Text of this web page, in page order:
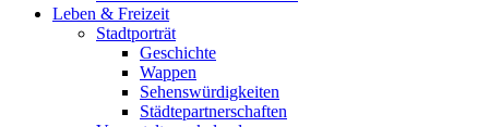
Leben & Freizeit
Stadtporträt
Geschichte
Wappen
Sehenswürdigkeiten
Städtepartnerschaften